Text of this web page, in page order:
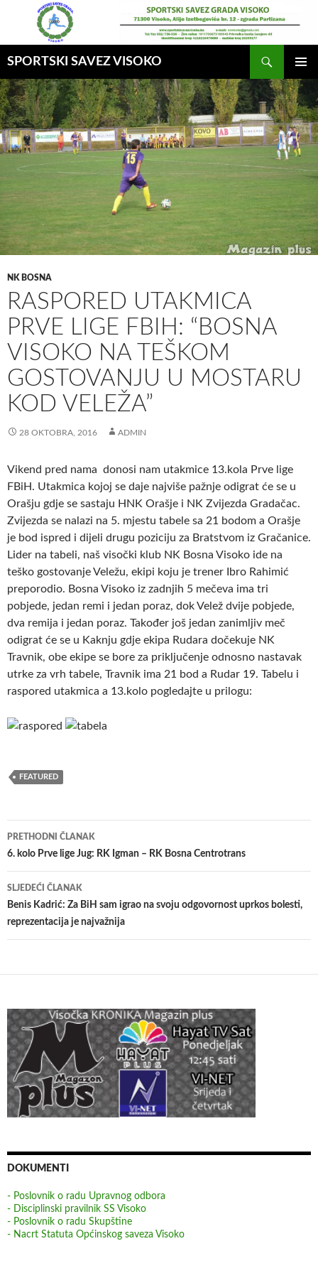
SPORTSKI SAVEZ VISOKO
GLAVNI
MENI
NK BOSNA
RASPORED UTAKMICA
PRVE LIGE FBIH: “BOSNA
VISOKO NA TEŠKOM
GOSTOVANJU U MOSTARU
KOD VELEŽA”
28 OKTOBRA, 2016 ADMIN
Vikend pred nama donosi nam utakmice 13.kola Prve lige
FBiH. Utakmica kojoj se daje najviše pažnje odigrat će se u
Orašju gdje se sastaju HNK Orašje i NK Zvijezda Gradačac.
Zvijezda se nalazi na 5. mjestu tabele sa 21 bodom a Orašje
je bod ispred i dijeli drugu poziciju za Bratstvom iz Gračanice.
Lider na tabeli, naš visočki klub NK Bosna Visoko ide na
teško gostovanje Veležu, ekipi koju je trener Ibro Rahimić
preporodio. Bosna Visoko iz zadnjih 5 mečeva ima tri
pobjede, jedan remi i jedan poraz, dok Velež dvije pobjede,
dva remija i jedan poraz. Također još jedan zanimljiv meč
odigrat će se u Kaknju gdje ekipa Rudara dočekuje NK
Travnik, obe ekipe se bore za priključenje odnosno nastavak
utrke za vrh tabele, Travnik ima 21 bod a Rudar 19. Tabelu i
raspored utakmica a 13.kolo pogledajte u prilogu:
FEATURED
Navigacija
članaka
PRETHODNI ČLANAK
6. kolo Prve lige Jug: RK Igman – RK Bosna Centrotrans
SLJEDEĆI ČLANAK
Benis Kadrić: Za BiH sam igrao na svoju odgovornost uprkos bolesti,
reprezentacija je najvažnija
DOKUMENTI
- Poslovnik o radu Upravnog odbora
- Disciplinski pravilnik SS Visoko
- Poslovnik o radu Skupštine
- Nacrt Statuta Općinskog saveza Visoko